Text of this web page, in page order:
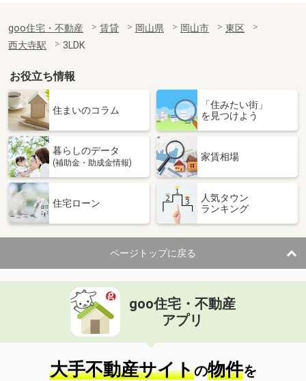
goo住宅・不動産 賃貸 岡山県 岡山市
東区
西大寺駅
3LDK
お役立ち情報
住まいのコラム
「住みたい街」
を見つけよう
暮らしのデータ
(補助金・助成金情報)
家賃相場
住宅ローン
人気タウン
ランキング
ページトップに戻る
goo住宅・不動産
アプリ
大手不動産サイトの物件を